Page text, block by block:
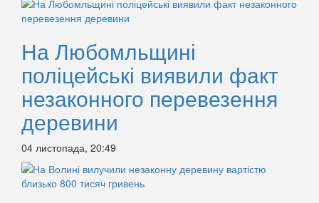
На Любомльщині
поліцейські виявили факт
незаконного перевезення
деревини
04 листопада, 20:49